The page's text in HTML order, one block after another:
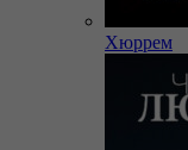
Хюррем